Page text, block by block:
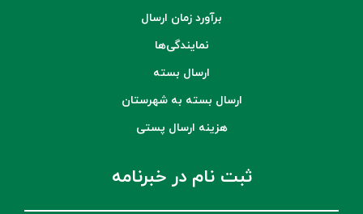
برآورد زمان ارسال
نمایندگی‌ها
ارسال بسته
ارسال بسته به شهرستان
هزینه ارسال پستی
ثبت نام در خبرنامه